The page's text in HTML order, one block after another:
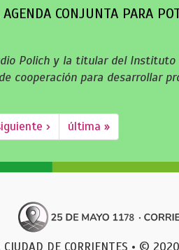
CONJUNTA PARA
Polich y la titular del Instituto
cooperación para desarrollar
› última »
CIUDAD DE CORRIENTES • © 2020